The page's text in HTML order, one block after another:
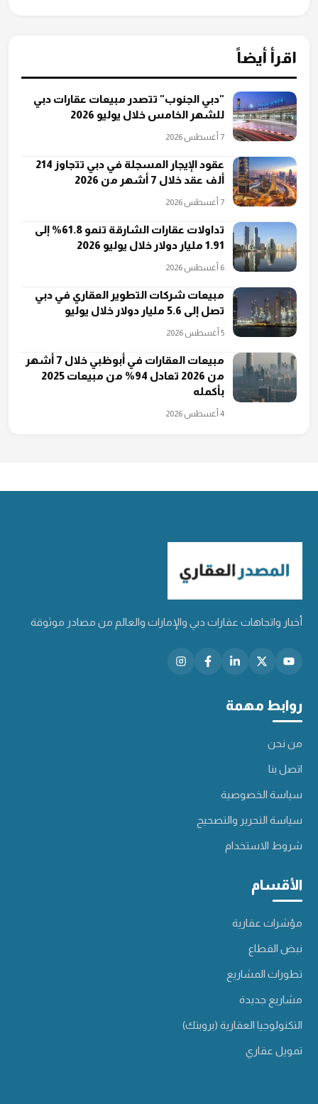
اقرأ أيضاً
"دبي الجنوب" تتصدر مبيعات عقارات دبي
للشهر الخامس خلال يوليو 2026
7 أغسطس 2026
عقود الإيجار المسجلة في دبي تتجاوز 214
ألف عقد خلال 7 أشهر من 2026
7 أغسطس 2026
تداولات عقارات الشارقة تنمو 61.8% إلى
1.91 مليار دولار خلال يوليو 2026
6 أغسطس 2026
مبيعات شركات التطوير العقاري في دبي
تصل إلى 5.6 مليار دولار خلال يوليو
5 أغسطس 2026
مبيعات العقارات في أبوظبي خلال 7 أشهر
من 2026 تعادل 94% من مبيعات 2025
بأكمله
4 أغسطس 2026
أخبار واتجاهات عقارات دبي والإمارات والعالم من مصادر موثوقة
روابط مهمة
من نحن
اتصل بنا
سياسة الخصوصية
سياسة التحرير والتصحيح
شروط الاستخدام
الأقسام
مؤشرات عقارية
نبض القطاع
تطورات المشاريع
مشاريع جديدة
التكنولوجيا العقارية (بروبتك)
تمويل عقاري